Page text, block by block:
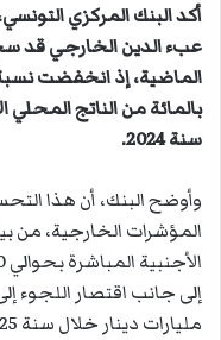
ن
ا
عبء الدين الخارجي قد
سنة 2024.
وأوضح البنك، أن هذا
المؤشرات الخارجية، من
مليارات دينار خلال سنة 2025.